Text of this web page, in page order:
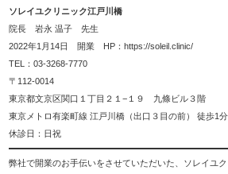
ソレイユクリニック江戸川橋
院長 岩永 温子 先生
2022年1月14日 開業 HP： https://soleil.clinic/
TEL：03-3268-7770
〒112-0014
東京都文京区関口１丁目２１−１９ 九條ビル３階
東京メトロ有楽町線 江戸川橋（出口３目の前） 徒歩1分
休診日：日祝
弊社で開業のお手伝いをさせていただいた、ソレイユ